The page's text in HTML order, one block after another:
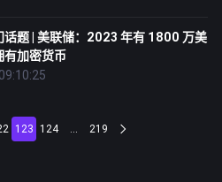
话题 | 美联储：2023 年有 1800 万美
有加密货币
123 124 ... 219